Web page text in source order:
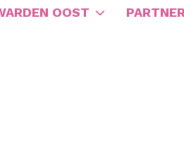
OOST